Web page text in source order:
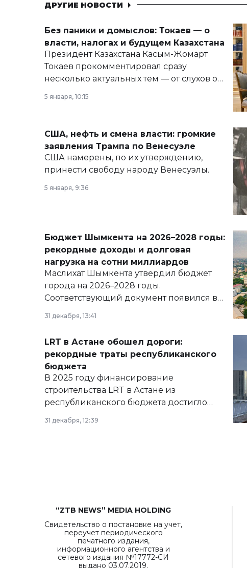
ДРУГИЕ НОВОСТИ
Без паники и домыслов: Токаев — о
власти, налогах и будущем Казахстана
Президент Казахстана Касым-Жомарт
Токаев прокомментировал сразу
несколько актуальных тем — от слухов о
армии, экономики и личного здоровья.
5 января, 10:15
США, нефть и смена власти: громкие
заявления Трампа по Венесуэле
США намерены, по их утверждению,
принести свободу народу Венесуэлы.
5 января, 9:36
Бюджет Шымкента на 2026–2028 годы:
рекордные доходы и долговая
нагрузка на сотни миллиардов
Маслихат Шымкента утвердил бюджет
города на 2026–2028 годы.
Соответствующий документ появился в
базе нормативных правовых актов и на
сайте маслихат города.
31 декабря, 13:41
LRT в Астане обошел дороги:
рекордные траты республиканского
бюджета
В 2025 году финансирование
строительства LRT в Астане из
республиканского бюджета достигло
рекордных объемов.
31 декабря, 12:39
“ZTB NEWS” MEDIA HOLDING
Свидетельство о постановке на учет,
переучет периодического
печатного издания,
информационного агентства и
сетевого издания №17772-СИ
выдано 03.07.2019.